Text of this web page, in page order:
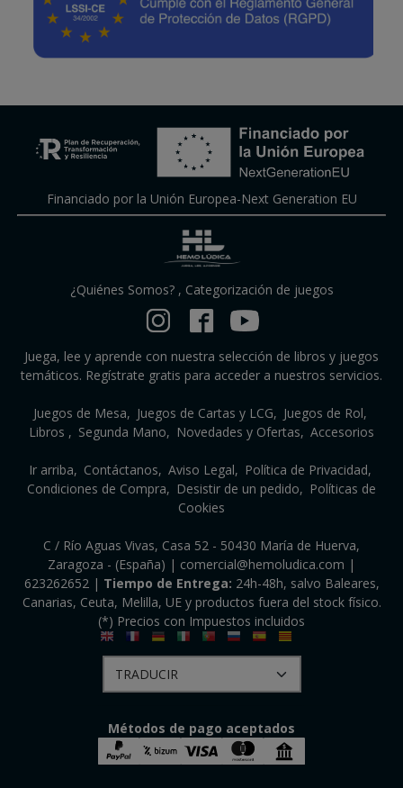
Financiado por la Unión Europea-Next Generation EU
¿Quiénes Somos?, Categorización de juegos
Juega, lee y aprende con nuestra selección de libros y juegos
temáticos. Regístrate gratis para acceder a nuestros servicios.
Juegos de Mesa Juegos de Cartas y LCG
Juegos de Rol
Libros
Segunda Mano Novedades y Ofertas Accesorios
Ir arriba Contáctanos Aviso Legal
Política de Privacidad
Condiciones de Compra
Desistir de un pedido
Políticas de
Cookies
C / Río Aguas Vivas, Casa 52 - 50430 María de Huerva,
Zaragoza - (España) | comercial@hemoludica.com |
623262652 | Tiempo de Entrega: 24h-48h, salvo Baleares,
Canarias, Ceuta, Melilla, UE y productos fuera del stock físico.
(*) Precios con Impuestos incluidos
Métodos de pago aceptados